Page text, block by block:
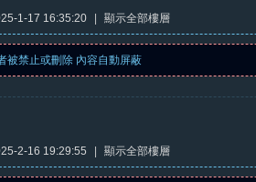
1-17 16:35:20 顯示全部樓層
被禁止或刪除 內容自動屏蔽
2-16 19:29:55 顯示全部樓層